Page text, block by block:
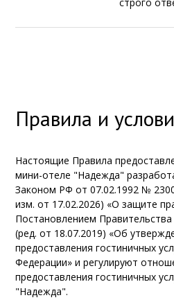
Правила и
Настоящие Правила
мини-отеле "Надежда"
Законом РФ от 07.02.1992 №
изм. от 17.02.2026) «О защите
Постановлением
(ред. от 18.07.2019) «Об
предоставления гостиничных
Федерации» и регулируют
предоставления гостиничных
"Надежда".